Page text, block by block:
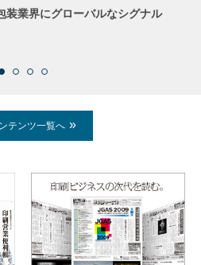
業界にグローバルなシグナル
テンツ一覧へ